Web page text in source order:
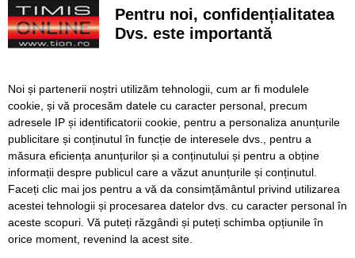
Cu un ghiozdan donat, puteți ajuta un copil să înceapă
anul școlar cu tot ce are nevoie. Campania revine la
Avansează șantierul Pasajului Slavici–Polonă. Lațcău: „La
sfârșitul anului viitor vom circula pe podurile noi”
VIDEO. Din toamnă, încă 324 de locuri de cazare pentru
studenții UVT. Două cămine noi sunt aproape gata
SERVICII Redactia
Folosinta Cookie-urilor
Pentru noi, confidențialitatea
Dvs. este importantă
Noi și partenerii noștri utilizăm tehnologii, cum ar fi modulele
cookie, și vă procesăm datele cu caracter personal, precum
adresele IP și identificatorii cookie, pentru a personaliza anunțurile
publicitare și conținutul în funcție de interesele dvs., pentru a
măsura eficiența anunțurilor și a conținutului și pentru a obține
informații despre publicul care a văzut anunțurile și conținutul.
Faceți clic mai jos pentru a vă da consimțământul privind utilizarea
acestei tehnologii și procesarea datelor dvs. cu caracter personal în
aceste scopuri. Vă puteți răzgândi și puteți schimba opțiunile în
orice moment, revenind la acest site.